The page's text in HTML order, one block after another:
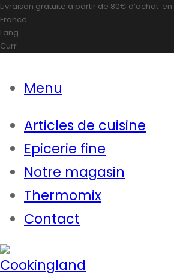
Livraison gratuite à partir de 80€ d’achat
France
Lang
Curr
Menu
Articles de cuisine
Epicerie fine
Notre magasin
Thermomix
Contact